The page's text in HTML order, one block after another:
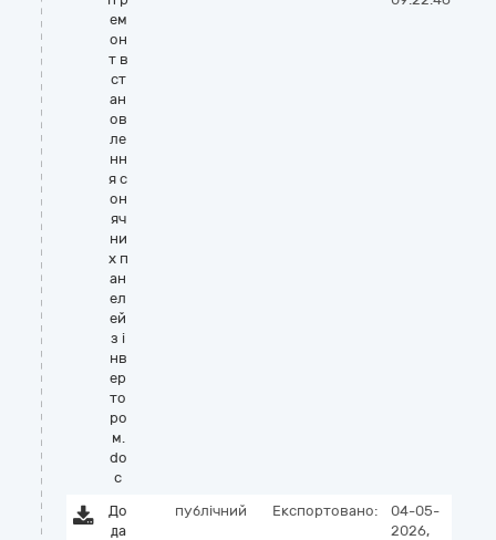
ем
он
т в
ст
ан
ов
ле
нн
я с
он
яч
ни
х п
ан
ел
ей
з і
нв
ер
то
ро
м.
do
c
До
да
публічний Експортовано:
04-05-
2026,